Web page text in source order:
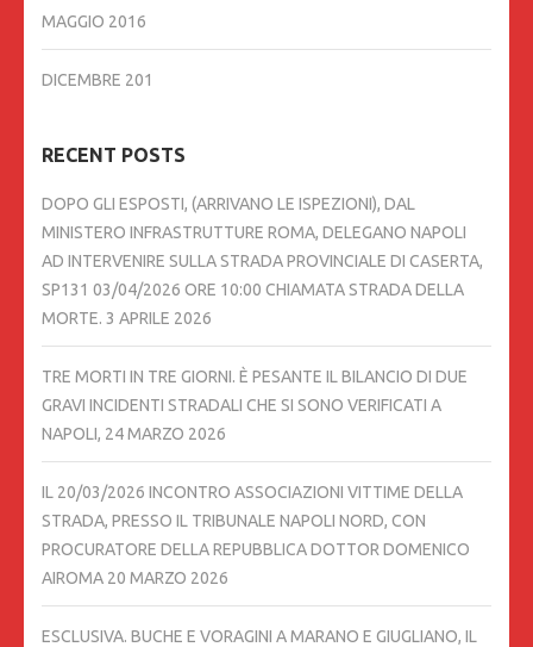
MAGGIO 2016
DICEMBRE 201
RECENT POSTS
DOPO GLI ESPOSTI, (ARRIVANO LE ISPEZIONI), DAL
MINISTERO INFRASTRUTTURE ROMA, DELEGANO NAPOLI
AD INTERVENIRE SULLA STRADA PROVINCIALE DI CASERTA,
SP131 03/04/2026 ORE 10:00 CHIAMATA STRADA DELLA
MORTE. 3 APRILE 2026
TRE MORTI IN TRE GIORNI. È PESANTE IL BILANCIO DI DUE
GRAVI INCIDENTI STRADALI CHE SI SONO VERIFICATI A
NAPOLI, 24 MARZO 2026
IL 20/03/2026 INCONTRO ASSOCIAZIONI VITTIME DELLA
STRADA, PRESSO IL TRIBUNALE NAPOLI NORD, CON
PROCURATORE DELLA REPUBBLICA DOTTOR DOMENICO
AIROMA 20 MARZO 2026
ESCLUSIVA. BUCHE E VORAGINI A MARANO E GIUGLIANO, IL